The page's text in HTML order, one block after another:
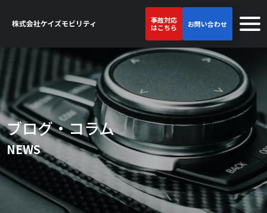
事故対応
はこちら
お問い合わせ
ブログ・コラム
NEWS